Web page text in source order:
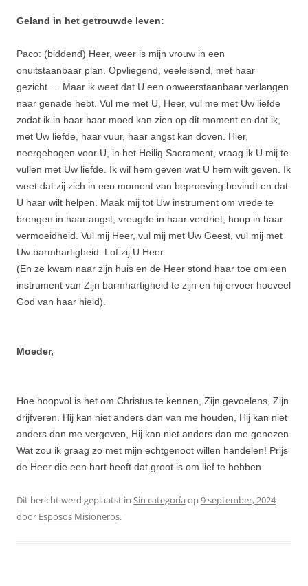
Geland in het getrouwde leven:
Paco: (biddend) Heer, weer is mijn vrouw in een
onuitstaanbaar plan. Opvliegend, veeleisend, met haar
gezicht…. Maar ik weet dat U een onweerstaanbaar verlangen
naar genade hebt. Vul me met U, Heer, vul me met Uw liefde
zodat ik in haar haar moed kan zien op dit moment en dat ik,
met Uw liefde, haar vuur, haar angst kan doven. Hier,
neergebogen voor U, in het Heilig Sacrament, vraag ik U mij te
vullen met Uw liefde. Ik wil hem geven wat U hem wilt geven. Ik
weet dat zij zich in een moment van beproeving bevindt en dat
U haar wilt helpen. Maak mij tot Uw instrument om vrede te
brengen in haar angst, vreugde in haar verdriet, hoop in haar
vermoeidheid. Vul mij Heer, vul mij met Uw Geest, vul mij met
Uw barmhartigheid. Lof zij U Heer.
(En ze kwam naar zijn huis en de Heer stond haar toe om een
instrument van Zijn barmhartigheid te zijn en hij ervoer hoeveel
God van haar hield).
Moeder,
Hoe hoopvol is het om Christus te kennen, Zijn gevoelens, Zijn
drijfveren. Hij kan niet anders dan van me houden, Hij kan niet
anders dan me vergeven, Hij kan niet anders dan me genezen.
Wat zou ik graag zo met mijn echtgenoot willen handelen! Prijs
de Heer die een hart heeft dat groot is om lief te hebben.
Dit bericht werd geplaatst in Sin categoría op9 september, 2024
door Esposos Misioneros.